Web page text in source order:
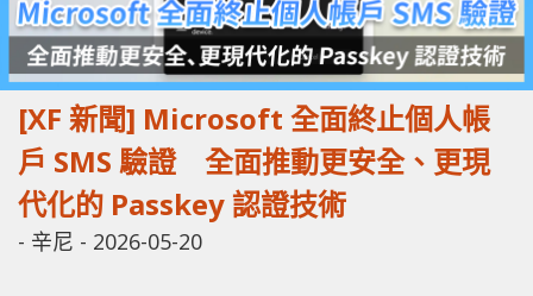
[XF 新聞] Microsoft 全面終止個人帳
戶 SMS 驗證 全面推動更安全、更現
代化的 Passkey 認證技術
- 辛尼 - 2026-05-20